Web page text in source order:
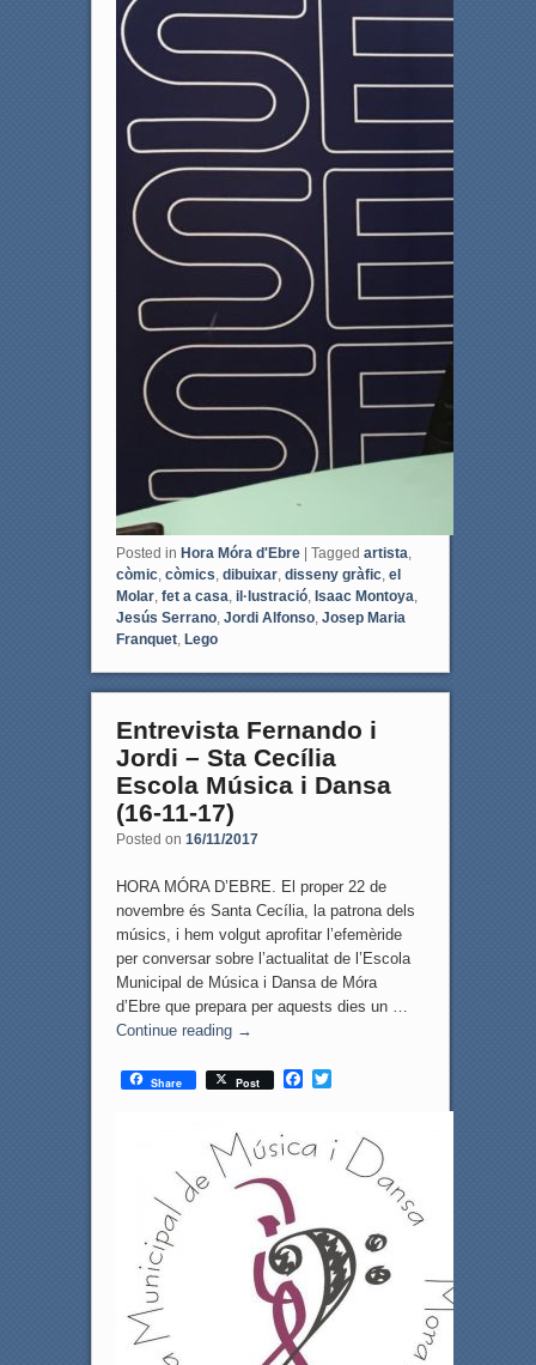
Posted in Hora Móra d'Ebre | Tagged artista
còmic, còmics dibuixar, disseny gràfic, el
Molar, fet a casa il·lustració, Isaac Montoya
Jesús Serrano, Jordi Alfonso, Josep Maria
Franquet, Lego
Entrevista Fernando i
Jordi – Sta Cecília
Escola Música i Dansa
(16-11-17)
Posted on 16/11/2017
HORA MÓRA D’EBRE. El proper 22 de
novembre és Santa Cecília, la patrona dels
músics, i hem volgut aprofitar l’efemèride
per conversar sobre l’actualitat de l’Escola
Municipal de Música i Dansa de Móra
d’Ebre que prepara per aquests dies un …
Continue reading →
Share Post
F
b
T
t
t